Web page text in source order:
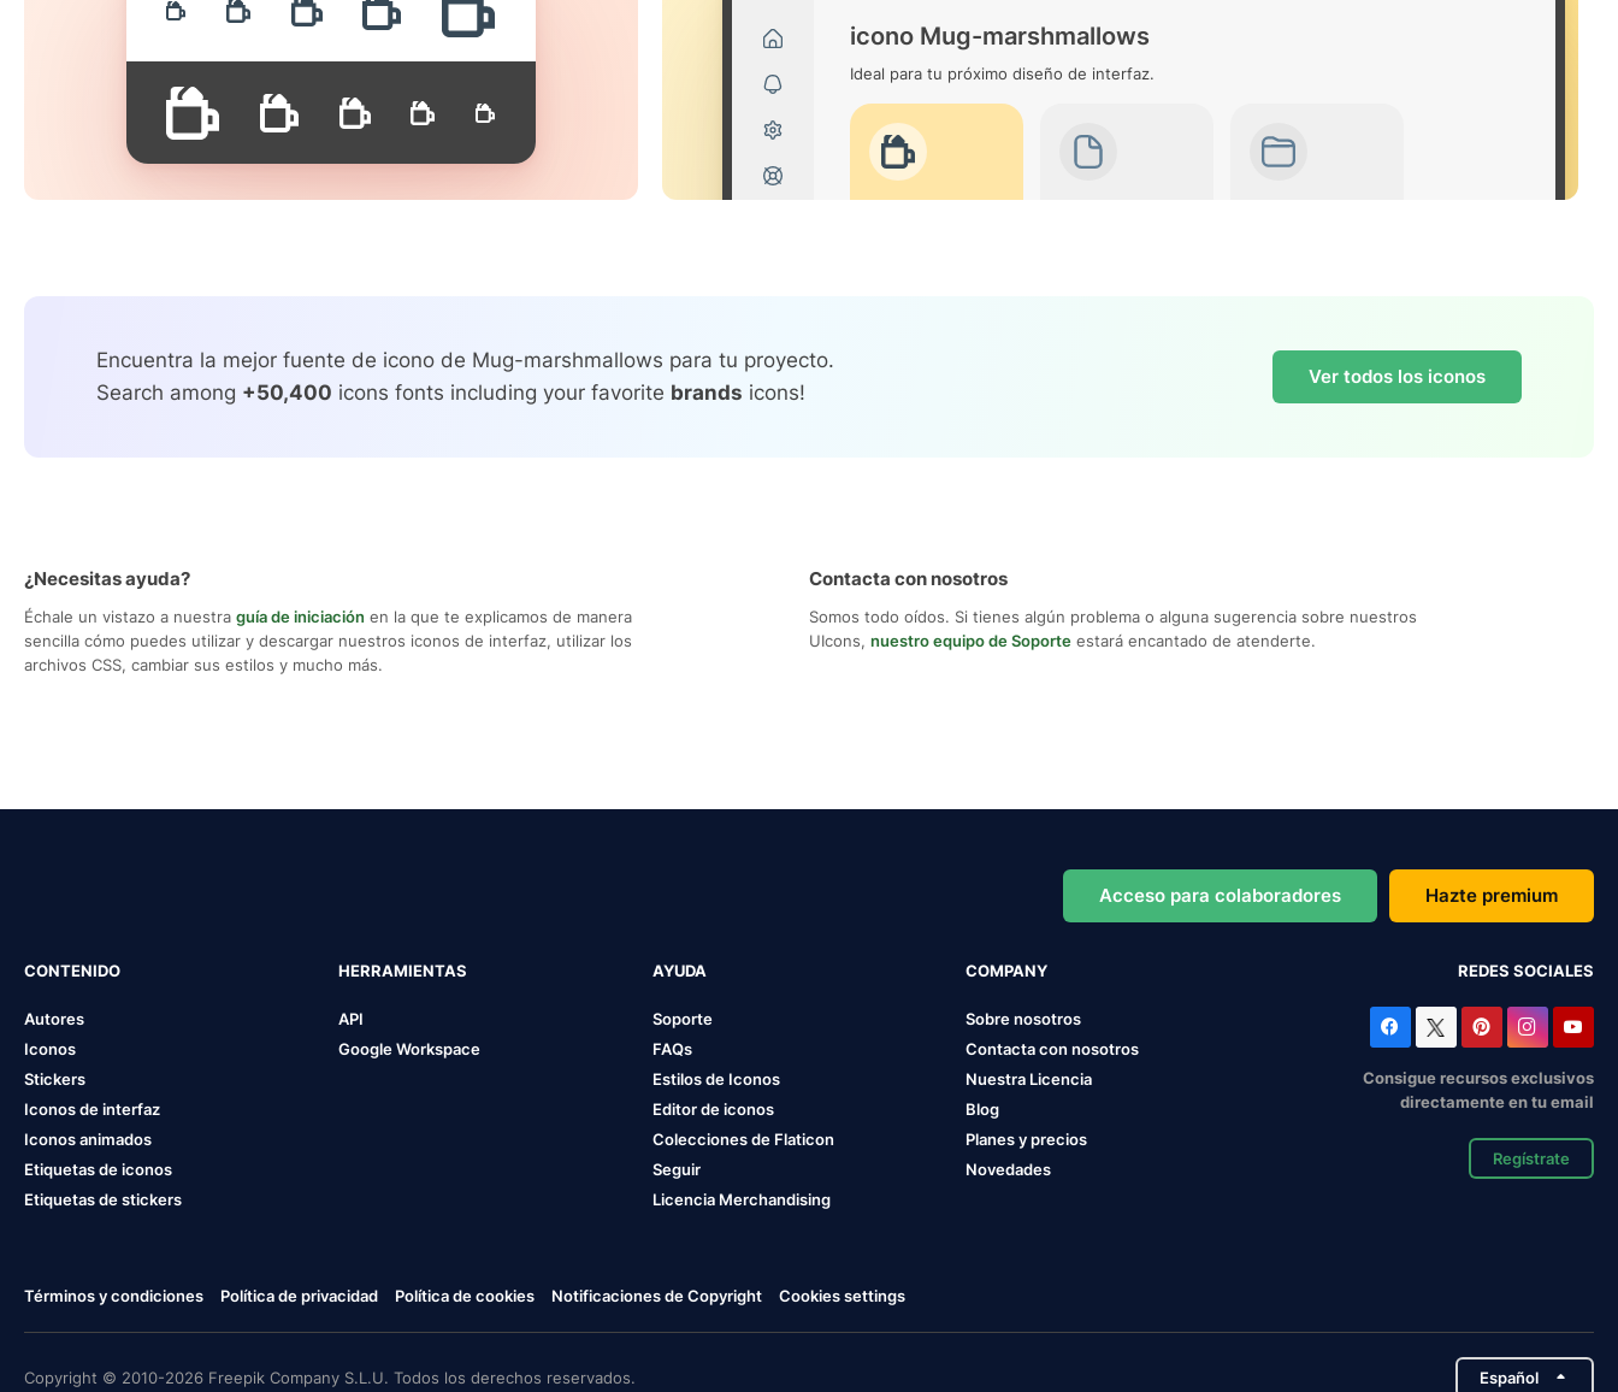
icono Mug-marshmallows
Ideal para tu próximo diseño de interfaz.
Encuentra la mejor fuente de icono de Mug-marshmallows para tu proyecto.
Search among +50,400 icons fonts including your favorite brands icons!
Ver todos los iconos
¿Necesitas ayuda?
Échale un vistazo a nuestra guía de iniciación en la que te explicamos de manera
sencilla cómo puedes utilizar y descargar nuestros iconos de interfaz, utilizar los
archivos CSS, cambiar sus estilos y mucho más.
Contacta con nosotros
Somos todo oídos. Si tienes algún problema o alguna sugerencia sobre nuestros
UIcons, nuestro equipo de Soporte estará encantado de atenderte.
Acceso para colaboradores Hazte premium
CONTENIDO
Autores
Iconos
Stickers
Iconos de interfaz
Iconos animados
Etiquetas de iconos
Etiquetas de stickers
HERRAMIENTAS
API
Google Workspace
AYUDA
Soporte
FAQs
Estilos de Iconos
Editor de iconos
Colecciones de Flaticon
Seguir
Licencia Merchandising
COMPANY
Sobre nosotros
Contacta con nosotros
Nuestra Licencia
Blog
Planes y precios
Novedades
REDES SOCIALES
Consigue recursos exclusivos
directamente en tu email
Regístrate
Términos y condiciones Política de privacidad Política de cookies Notificaciones de Copyright Cookies settings
Copyright © 2010-2026 Freepik Company S.L.U. Todos los derechos reservados. Español